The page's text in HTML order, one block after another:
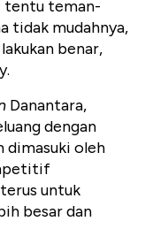
tentu teman-
tidak mudahnya,
benar,
Danantara,
dengan
dimasuki oleh
untuk
besar dan